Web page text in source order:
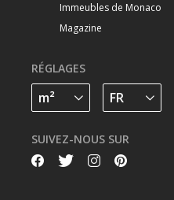
Immeubles de Monaco
Magazine
RÉGLAGES
SUIVEZ-NOUS SUR